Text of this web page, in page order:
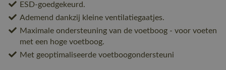
ESD-goedgekeurd.
Ademend dankzij kleine ventilatiegaatjes.
Maximale ondersteuning van de voetboog - voor voeten
met een hoge voetboog.
Met geoptimaliseerde voetboogondersteuni